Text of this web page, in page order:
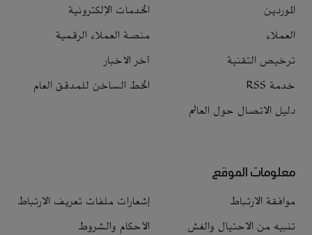
الموردين
الخدمات الإلكترونية
العملاء
منصة العملاء الرقمية
ترخيص التقنية
آخر الأخبار
خدمة RSS
الخط الساخن للمدقق العام
دليل الاتصال حول العالم
معلومات الموقع
موافقة الارتباط
إشعارات ملفات تعريف الارتباط
تنبيه من الاحتيال والغش
الأحكام والشروط